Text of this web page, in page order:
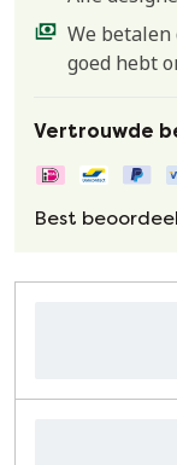
We
goed hebt
Vertrouwde
Best